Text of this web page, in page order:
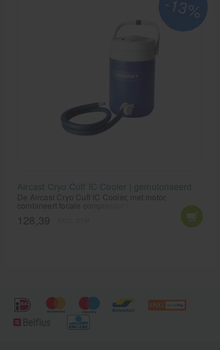
-13%
Aircast Cryo Cuff IC Cooler | gemotoriseerd
De Aircast Cryo Cuff IC Cooler, met motor,
combineert focale compressie met koeling voor een
hematoom, hemartrose en pijn.
128,39